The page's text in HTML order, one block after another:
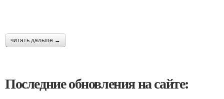
читать дальше →
Последние обновления на сайте: